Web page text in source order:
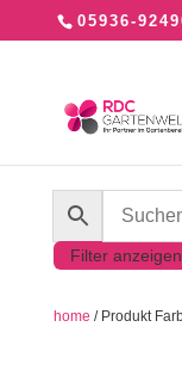
05936-
Filter anzeigen
home / Produkt